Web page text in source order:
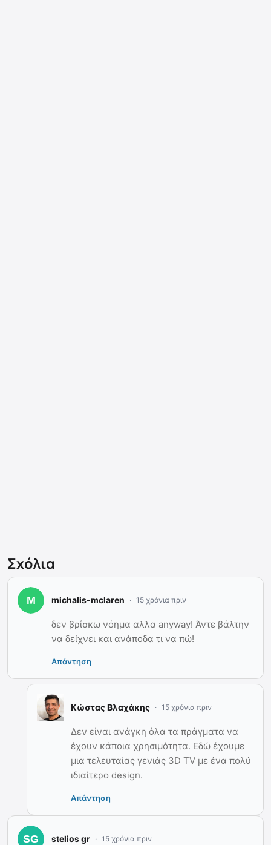
Σχόλια
michalis-mclaren 15 χρόνια πριν
δεν βρίσκω νόημα αλλα anyway! Άντε βάλτην
να δείχνει και ανάποδα τι να πώ!
Απάντηση
Κώστας Βλαχάκης 15 χρόνια πριν
Δεν είναι ανάγκη όλα τα πράγματα να
έχουν κάποια χρησιμότητα. Εδώ έχουμε
μια τελευταίας γενιάς 3D TV με ένα πολύ
ιδιαίτερο design.
Απάντηση
stelios gr 15 χρόνια πριν